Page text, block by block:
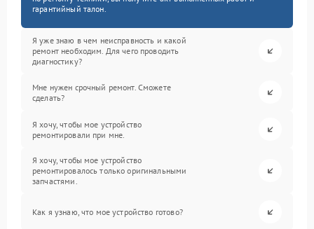
гарантийный талон.
Я уже знаю в чем неисправность и какой
ремонт необходим. Для чего проводить
диагностику?
Мне нужен срочный ремонт. Сможете
сделать?
Я хочу, чтобы мое устройство
ремонтировали при мне.
Я хочу, чтобы мое устройство
ремонтировалось только оригинальными
запчастями.
Как я узнаю, что мое устройство готово?